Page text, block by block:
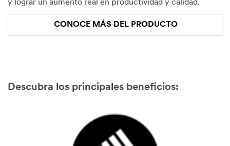
y lograr un aumento real en productividad y calidad.
CONOCE MÁS DEL PRODUCTO
Descubra los principales beneficios: